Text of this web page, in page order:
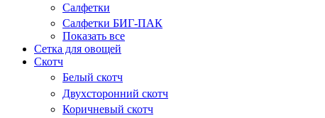
Салфетки
Салфетки БИГ-ПАК
Показать все
Сетка для овощей
Скотч
Белый скотч
Двухсторонний скотч
Коричневый скотч